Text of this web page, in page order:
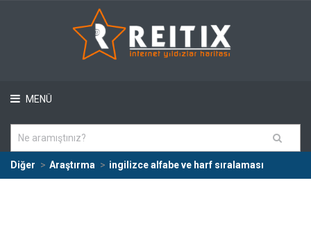
MENÜ
Diğer Araştırma ingilizce alfabe ve harf sıralaması